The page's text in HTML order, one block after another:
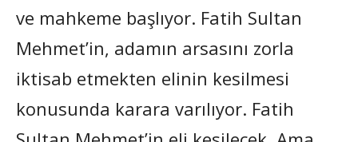
ve mahkeme başlıyor. Fatih Sultan
Mehmet’in, adamın arsasını zorla
iktisab etmekten elinin kesilmesi
konusunda karara varılıyor. Fatih